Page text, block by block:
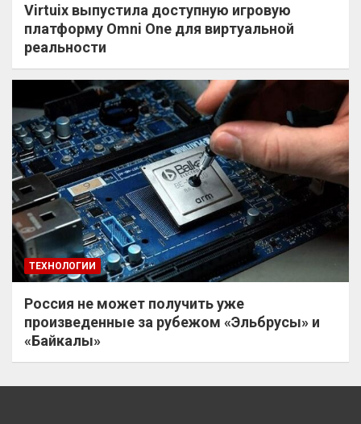
Virtuix выпустила доступную игровую
платформу Omni One для виртуальной
реальности
ТЕХНОЛОГИИ
Россия не может получить уже
произведенные за рубежом «Эльбрусы» и
«Байкалы»